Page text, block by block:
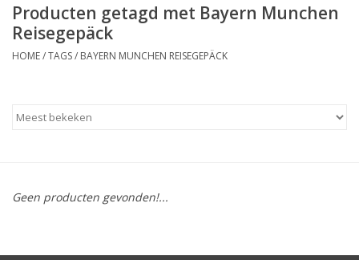
Producten getagd met Bayern Munchen
Reisegepäck
HOME/TAGS/ BAYERN MUNCHEN REISEGEPÄCK
Geen producten gevonden!...